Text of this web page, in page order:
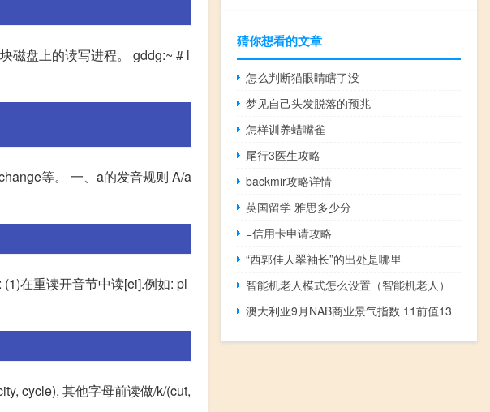
磁盘上的读写进程。 gddg:~ # l
等。 一、a的发音规则 A/a
在重读开音节中读[ei].例如: pl
cycle), 其他字母前读做/k/(cut,
猜你想看的文章
怎么判断猫眼睛瞎了没
梦见自己头发脱落的预兆
怎样训养蜡嘴雀
尾行3医生攻略
backmir攻略详情
英国留学 雅思多少分
=信用卡申请攻略
“西郭佳人翠袖长”的出处是哪里
智能机老人模式怎么设置（智能机老人）
澳大利亚9月NAB商业景气指数 11前值13